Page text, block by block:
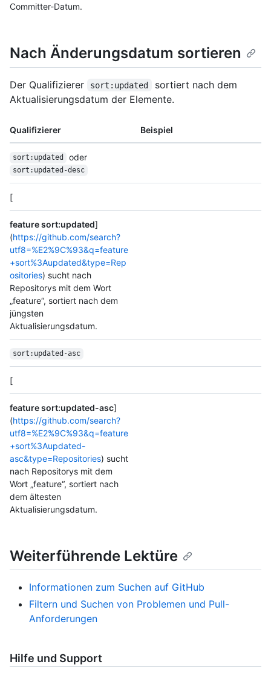
Committer-Datum.
Nach Änderungsdatum sortieren
Der Qualifizierer sort:updated
sortiert nach dem
Aktualisierungsdatum der Elemente.
Qualifizierer Beispiel
sort:updated oder
sort:updated-desc
[
feature sort:updated]
(https://github.com/search?
utf8=%E2%9C%93&q=feature
+sort%3Aupdated&type=Rep
ositories) sucht nach
Repositorys mit dem Wort
„feature“, sortiert nach dem
jüngsten
Aktualisierungsdatum.
sort:updated-asc
[
feature sort:updated-asc]
(https://github.com/search?
utf8=%E2%9C%93&q=feature
+sort%3Aupdated-
asc&type=Repositories) sucht
nach Repositorys mit dem
Wort „feature“, sortiert nach
dem ältesten
Aktualisierungsdatum.
Weiterführende Lektüre
Informationen zum Suchen auf GitHub
Filtern und Suchen von Problemen und Pull-
Anforderungen
Hilfe und Support